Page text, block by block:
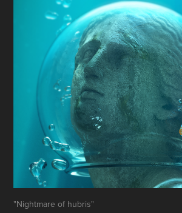
"Nightmare of hubris"